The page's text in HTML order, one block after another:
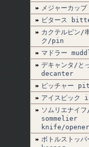
メジャーカッ
ビタース
カクテルピン/
ク/pin
マドラー
デキャンタ/と
decanter
ピッチャー
アイスピッ
ソムリエナイ
sommelier
knife/opener
ボトルストッ